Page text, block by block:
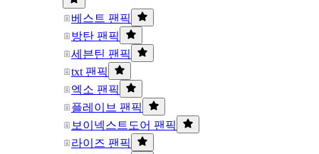
베스트 팬픽
방탄 팬픽
세븐틴 팬픽
txt 팬픽
엑소 팬픽
플레이브 팬픽
보이넥스트도어 팬픽
라이즈 팬픽